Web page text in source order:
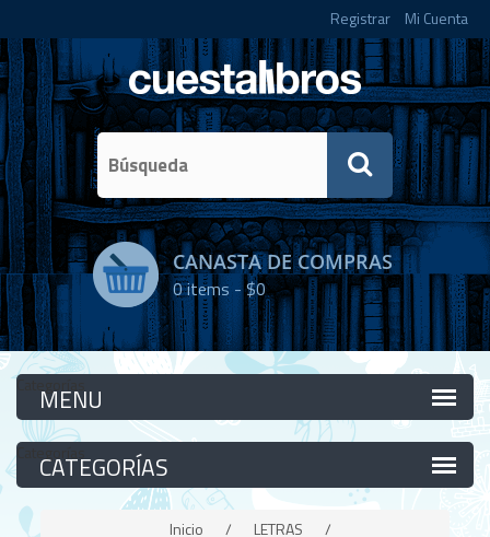
Registrar Mi Cuenta
CANASTA DE COMPRAS
0items -$0
Categorías
Categorías
Inicio / LETRAS
/